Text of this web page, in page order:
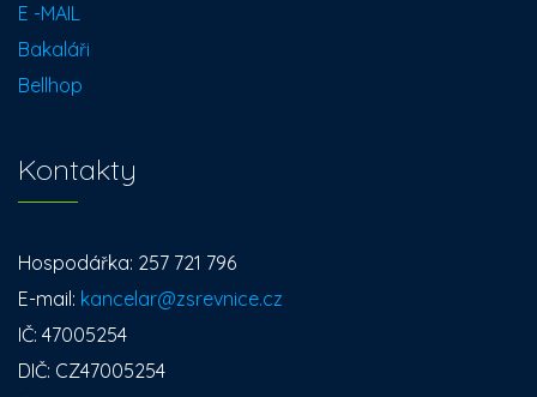
E -MAIL
Bakaláři
Bellhop
Kontakty
Hospodářka: 257 721 796
E-mail: kancelar@zsrevnice.cz
IČ: 47005254
DIČ: CZ47005254